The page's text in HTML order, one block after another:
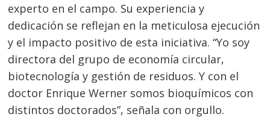
experto en el campo. Su experiencia y
dedicación se reflejan en la meticulosa ejecución
y el impacto positivo de esta iniciativa. “Yo soy
directora del grupo de economía circular,
biotecnología y gestión de residuos. Y con el
doctor Enrique Werner somos bioquímicos con
distintos doctorados”, señala con orgullo.